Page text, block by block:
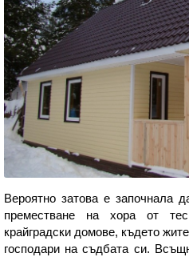
Вероятно затова е започнала
преместване на хора от
крайградски домове, където
господари на съдбата си.